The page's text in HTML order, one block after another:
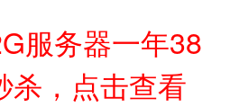
服务器一年38
杀，点击查看